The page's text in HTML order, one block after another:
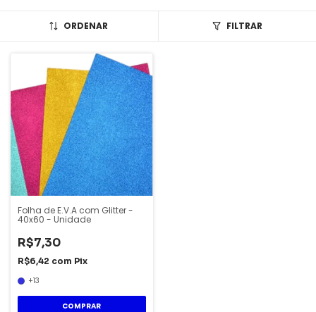
ORDENAR FILTRAR
Folha de E.V.A com Glitter -
40x60 - Unidade
R$7,30
R$6,42 com Pix
+13
COMPRAR